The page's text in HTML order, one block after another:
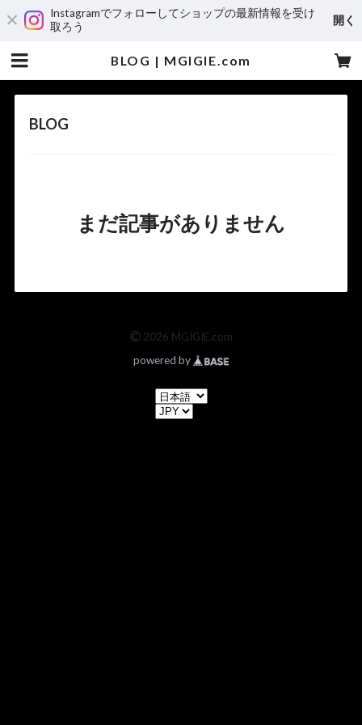
Instagramでフォローしてショップの最新情報を受け
取ろう
開く
BLOG | MGIGIE.com
BLOG
まだ記事がありません
© 2026 MGIGIE.com
powered by